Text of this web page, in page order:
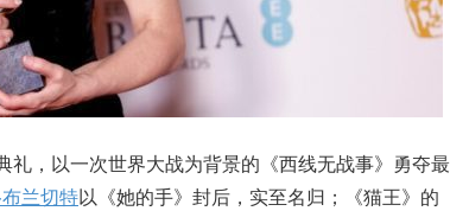
礼，以一次世界大战为背景的《西线无战事》勇夺最
布兰切特以《她的手》封后，实至名归；《猫王》的